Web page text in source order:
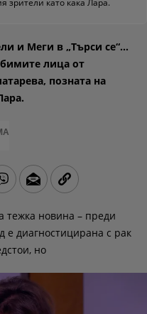
зрители като кака Лара.
и Меги в „Търси се“…
лица от
позната на
тежка новина – преди
е диагностицирана с рак
но